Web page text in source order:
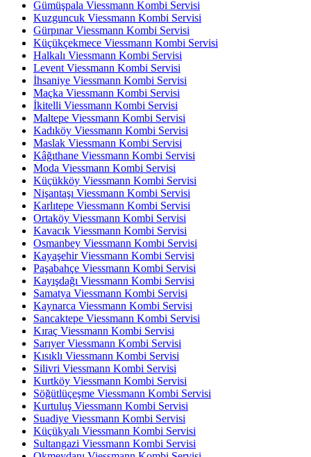
Gümüşpala Viessmann Kombi Servisi
Kuzguncuk Viessmann Kombi Servisi
Gürpınar Viessmann Kombi Servisi
Küçükçekmece Viessmann Kombi Servisi
Halkalı Viessmann Kombi Servisi
Levent Viessmann Kombi Servisi
İhsaniye Viessmann Kombi Servisi
Maçka Viessmann Kombi Servisi
İkitelli Viessmann Kombi Servisi
Maltepe Viessmann Kombi Servisi
Kadıköy Viessmann Kombi Servisi
Maslak Viessmann Kombi Servisi
Kâğıthane Viessmann Kombi Servisi
Moda Viessmann Kombi Servisi
Küçükköy Viessmann Kombi Servisi
Nişantaşı Viessmann Kombi Servisi
Karlıtepe Viessmann Kombi Servisi
Ortaköy Viessmann Kombi Servisi
Kavacık Viessmann Kombi Servisi
Osmanbey Viessmann Kombi Servisi
Kayaşehir Viessmann Kombi Servisi
Paşabahçe Viessmann Kombi Servisi
Kayışdağı Viessmann Kombi Servisi
Samatya Viessmann Kombi Servisi
Kaynarca Viessmann Kombi Servisi
Sancaktepe Viessmann Kombi Servisi
Kıraç Viessmann Kombi Servisi
Sarıyer Viessmann Kombi Servisi
Kısıklı Viessmann Kombi Servisi
Silivri Viessmann Kombi Servisi
Kurtköy Viessmann Kombi Servisi
Söğütlüçeşme Viessmann Kombi Servisi
Kurtuluş Viessmann Kombi Servisi
Suadiye Viessmann Kombi Servisi
Küçükyalı Viessmann Kombi Servisi
Sultangazi Viessmann Kombi Servisi